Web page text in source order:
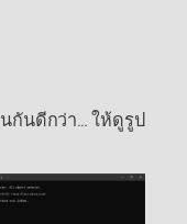
นกันดีกว่า… ให้ดูรูป